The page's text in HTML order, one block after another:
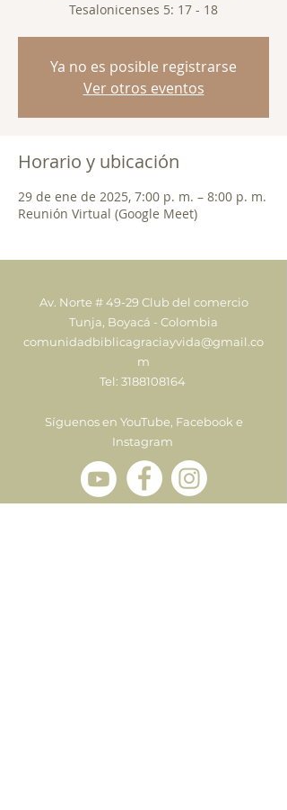
Tesalonicenses 5: 17 - 18
Ya no es posible registrarse
Ver otros eventos
Horario y ubicación
29 de ene de 2025, 7:00 p. m. – 8:00 p. m.
Reunión Virtual (Google Meet)
Av. Norte # 49-29 Club del comercio
Tunja, Boyacá - Colombia
comunidadbiblicagraciayvida@gmail.co
m
Tel: 3188108164
Síguenos en YouTube, Facebook e
Instagram